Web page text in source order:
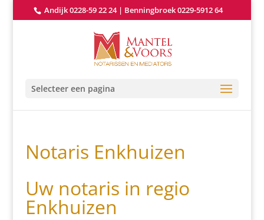
Andijk 0228-59 22 24| Benningbroek 0229-5912 64
Selecteer een pagina
Notaris Enkhuizen
Uw notaris in regio
Enkhuizen